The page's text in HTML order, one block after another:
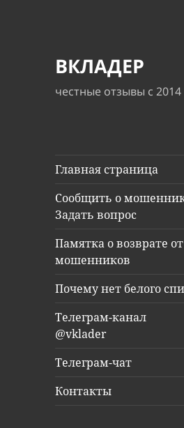
ВКЛАДЕР
честные отзывы с 2014
Главная страница
Сообщить о
Задать вопрос
Памятка о возврате от
мошенников
Почему нет белого
Телеграм-канал
@vklader
Телеграм-чат
Контакты